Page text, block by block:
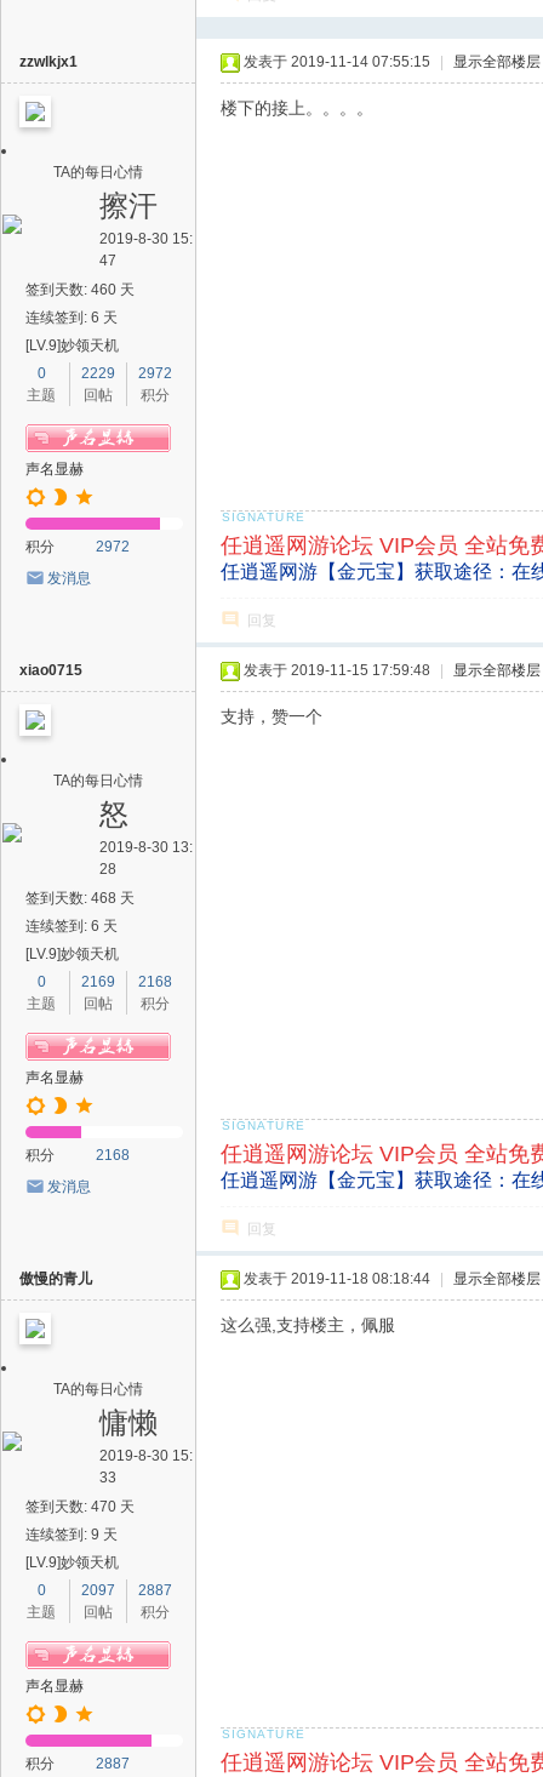
zzwlkjx1
TA的每日心情
擦汗
2019-8-30 15:
47
签到天数: 460 天
连续签到: 6 天
[LV.9]妙领天机
0
主题
2229
回帖
2972
积分
声名显赫
积分
2972
发消息
发表于 2019-11-14 07:55:15 显示全部楼层
楼下的接上。。。。
任逍遥网游论坛 VIP会员 全站免
任逍遥网游【金元宝】获取途径：在
回复
xiao0715
TA的每日心情
怒
2019-8-30 13:
28
签到天数: 468 天
连续签到: 6 天
[LV.9]妙领天机
0
主题
2169
回帖
2168
积分
声名显赫
积分
2168
发消息
发表于 2019-11-15 17:59:48 显示全部楼层
支持，赞一个
任逍遥网游论坛 VIP会员 全站免
任逍遥网游【金元宝】获取途径：在
回复
傲慢的青儿
TA的每日心情
慵懒
2019-8-30 15:
33
签到天数: 470 天
连续签到: 9 天
[LV.9]妙领天机
0
主题
2097
回帖
2887
积分
声名显赫
积分
2887
发表于 2019-11-18 08:18:44 显示全部楼层
这么强,支持楼主，佩服
任逍遥网游论坛 VIP会员 全站免